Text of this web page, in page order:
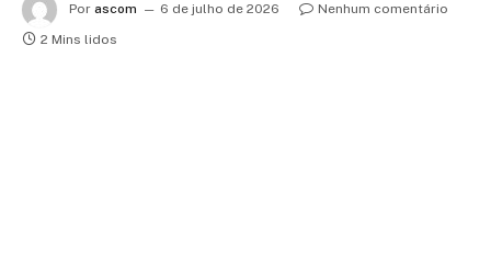
Por ascom 6 de julho de 2026
Nenhum comentário
2 Mins lidos